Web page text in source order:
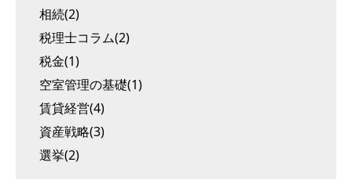
相続(2)
税理士コラム(2)
税金(1)
空室管理の基礎(1)
賃貸経営(4)
資産戦略(3)
選挙(2)